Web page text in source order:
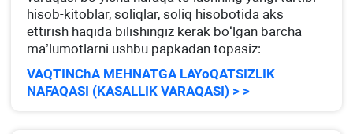
hisob-kitoblar, soliqlar, soliq hisobotida aks
ettirish haqida bilishingiz kerak boʻlgan barcha
ma’lumotlarni ushbu papkadan topasiz:
VAQTINChA MEHNATGA LAYoQATSIZLIK
NAFAQASI (KASALLIK VARAQASI) > >